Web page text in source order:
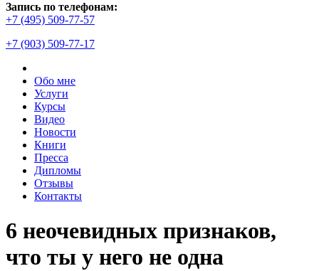
Запись по телефонам:
+7 (495) 509-77-57
+7 (903) 509-77-17
Обо мне
Услуги
Курсы
Видео
Новости
Книги
Пресса
Дипломы
Отзывы
Контакты
6 неочевидных признаков,
что ты у него не одна